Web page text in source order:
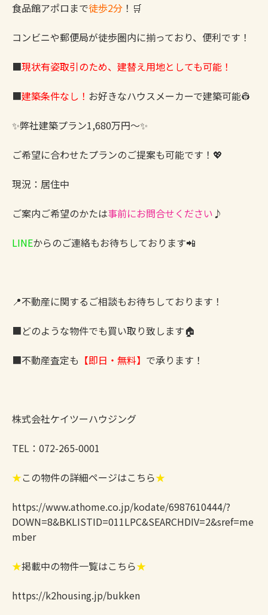
食品館アポロまで徒歩2分 ！🛒
コンビニや郵便局が徒歩圏内に揃っており、便利です！
■現状有姿取引のため、建替え用地としても可能！
■建築条件なし！ お好きなハウスメーカーで建築可能👷
✨弊社建築プラン1,680万円～✨
ご希望に合わせたプランのご提案も可能です！💖
現況：居住中
ご案内ご希望のかたは事前にお問合せください♪
LINEからのご連絡もお待ちしております📲
📍不動産に関するご相談もお待ちしております！
■どのような物件でも買い取り致します🏠
■不動産査定も 【即日・無料】 で承ります！
株式会社ケイツーハウジング
TEL：072-265-0001
★この物件の詳細ページはこちら★
https://www.athome.co.jp/kodate/6987610444/?
DOWN=8&BKLISTID=011LPC&SEARCHDIV=2&sref=me
mber
★掲載中の物件一覧はこちら★
https://k2housing.jp/bukken